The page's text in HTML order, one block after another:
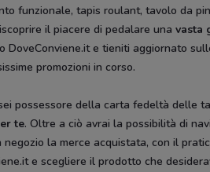
funzionale, tapis roulant, tavolo da
il piacere di pedalare una vasta
DoveConviene.it e tieniti aggiornato
promozioni in corso.
possessore della carta fedeltà delle
te. Oltre a ciò avrai la possibilità di
negozio la merce acquistata, con il
e scegliere il prodotto che